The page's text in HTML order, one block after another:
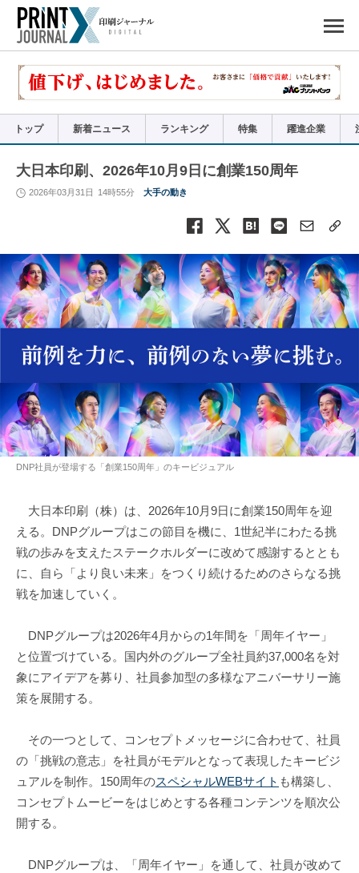
で
リ
トップ 新着ニュース ランキング 特集 躍進企業
大日本印刷、2026年10月9日に創業150周年
2026年03月31日 14時55分 大手の動き
DNP社員が登場する「創業150周年」のキービジュアル
大日本印刷（株）は、2026年10月9日に創業150周年を迎
える。DNPグループはこの節目を機に、1世紀半にわたる挑
戦の歩みを支えたステークホルダーに改めて感謝するととも
に、自ら「より良い未来」をつくり続けるためのさらなる挑
戦を加速していく。
DNPグループは2026年4月からの1年間を「周年イヤー」
と位置づけている。国内外のグループ全社員約37,000名を対
象にアイデアを募り、社員参加型の多様なアニバーサリー施
策を展開する。
その一つとして、コンセプトメッセージに合わせて、社員
の「挑戦の意志」を社員がモデルとなって表現したキービジ
ュアルを制作。150周年のスペシャルWEBサイト も構築し、
コンセプトムービーをはじめとする各種コンテンツを順次公
開する。
DNPグループは、「周年イヤー」を通して、社員が改めて